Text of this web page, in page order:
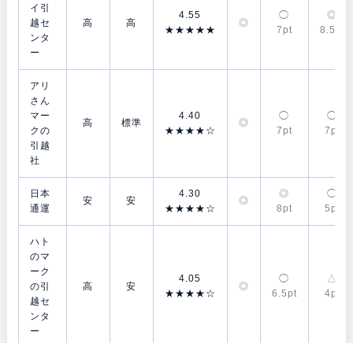
イ引
越セ
ンタ
ー
高 高
4.55
★★★★★
◎
◯
7pt
◎
8.5pt
アリ
さん
マー
クの
引越
社
高 標準
4.40
★★★★☆
◎
◯
7pt
◯
7pt
日本
通運
安 安
4.30
★★★★☆
◎
◎
8pt
◯
5pt
ハト
のマ
ーク
の引
越セ
ンタ
ー
高 安
4.05
★★★★☆
◎
◯
6.5pt
△
4pt